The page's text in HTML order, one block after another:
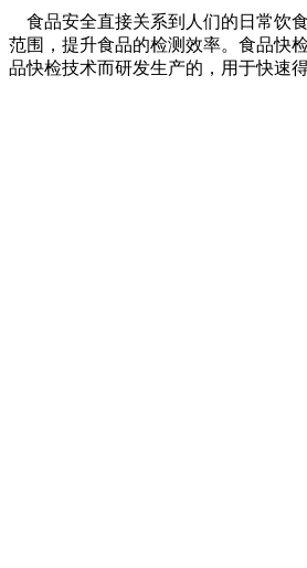
食品安全直接关系到人们的日常饮
范围，提升食品的检测效率。食品快
品快检技术而研发生产的，用于快速